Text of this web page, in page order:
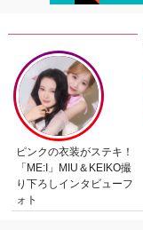
ピンクの衣装がステキ！
「ME:I」MIU＆KEIKO撮
り下ろしインタビューフ
ォト